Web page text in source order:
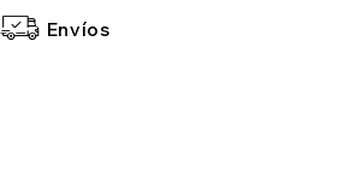
Envíos